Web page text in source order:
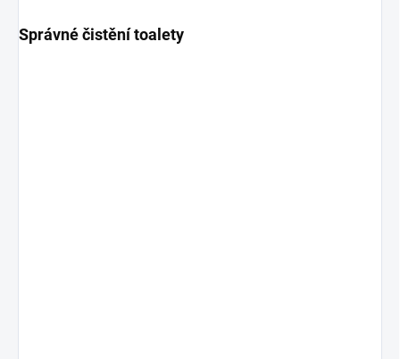
Správné čistění toalety